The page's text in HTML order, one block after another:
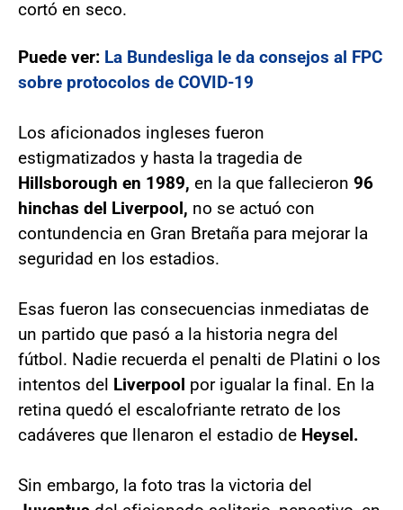
cortó en seco.
Puede ver: La Bundesliga le da consejos al FPC
sobre protocolos de COVID-19
Los aficionados ingleses fueron
estigmatizados y hasta la tragedia de
Hillsborough en 1989, en la que fallecieron 96
hinchas del Liverpool, no se actuó con
contundencia en Gran Bretaña para mejorar la
seguridad en los estadios.
Esas fueron las consecuencias inmediatas de
un partido que pasó a la historia negra del
fútbol. Nadie recuerda el penalti de Platini o los
intentos del Liverpool por igualar la final. En la
retina quedó el escalofriante retrato de los
cadáveres que llenaron el estadio de Heysel.
Sin embargo, la foto tras la victoria del